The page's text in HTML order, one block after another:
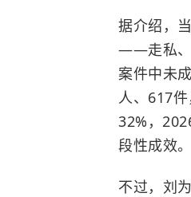
据介绍，
——走私、
案件中未
人、617
32%，
段性成效。
不过，刘